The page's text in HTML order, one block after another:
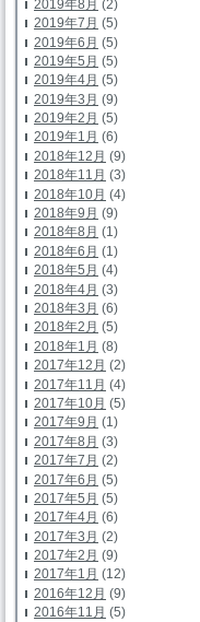
2019年8月 (2)
2019年7月 (5)
2019年6月 (5)
2019年5月 (5)
2019年4月 (5)
2019年3月 (9)
2019年2月 (5)
2019年1月 (6)
2018年12月 (9)
2018年11月 (3)
2018年10月 (4)
2018年9月 (9)
2018年8月 (1)
2018年6月 (1)
2018年5月 (4)
2018年4月 (3)
2018年3月 (6)
2018年2月 (5)
2018年1月 (8)
2017年12月 (2)
2017年11月 (4)
2017年10月 (5)
2017年9月 (1)
2017年8月 (3)
2017年7月 (2)
2017年6月 (5)
2017年5月 (5)
2017年4月 (6)
2017年3月 (2)
2017年2月 (9)
2017年1月 (12)
2016年12月 (9)
2016年11月 (5)